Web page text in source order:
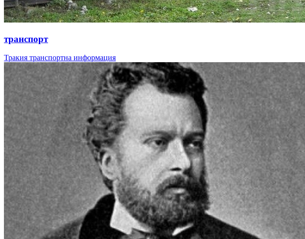
транспорт
Тракия транспортна информация